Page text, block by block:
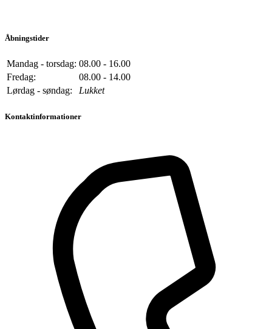
Åbningstider
Mandag - torsdag: 08.00 - 16.00
Fredag:
08.00 - 14.00
Lørdag - søndag:
Lukket
Kontaktinformationer